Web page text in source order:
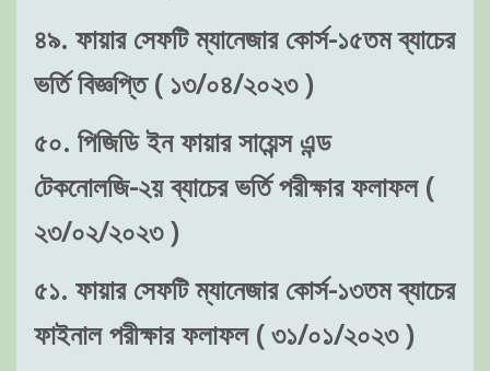
৪৯. ফায়ার সেফটি ম্যানেজার কোর্স-১৫তম ব্যাচের
ভর্তি বিজ্ঞপ্তি ( ১৩/০৪/২০২৩ )
৫০. পিজিডি ইন ফায়ার সায়েন্স এন্ড
টেকনোলজি-২য় ব্যাচের ভর্তি পরীক্ষার ফলাফল (
২৩/০২/২০২৩ )
৫১. ফায়ার সেফটি ম্যানেজার কোর্স-১৩তম ব্যাচের
ফাইনাল পরীক্ষার ফলাফল ( ৩১/০১/২০২৩ )